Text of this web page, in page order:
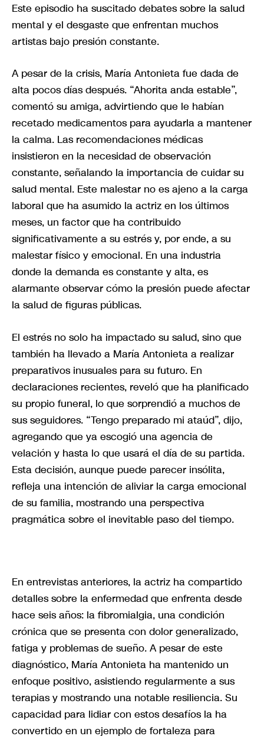
Este episodio ha suscitado debates sobre la salud
mental y el desgaste que enfrentan muchos
artistas bajo presión constante.
A pesar de la crisis, María Antonieta fue dada de
alta pocos días después. “Ahorita anda estable”,
comentó su amiga, advirtiendo que le habían
recetado medicamentos para ayudarla a mantener
la calma. Las recomendaciones médicas
insistieron en la necesidad de observación
constante, señalando la importancia de cuidar su
salud mental. Este malestar no es ajeno a la carga
laboral que ha asumido la actriz en los últimos
meses, un factor que ha contribuido
significativamente a su estrés y, por ende, a su
malestar físico y emocional. En una industria
donde la demanda es constante y alta, es
alarmante observar cómo la presión puede afectar
la salud de figuras públicas.
El estrés no solo ha impactado su salud, sino que
también ha llevado a María Antonieta a realizar
preparativos inusuales para su futuro. En
declaraciones recientes, reveló que ha planificado
su propio funeral, lo que sorprendió a muchos de
sus seguidores. “Tengo preparado mi ataúd”, dijo,
agregando que ya escogió una agencia de
velación y hasta lo que usará el día de su partida.
Esta decisión, aunque puede parecer insólita,
refleja una intención de aliviar la carga emocional
de su familia, mostrando una perspectiva
pragmática sobre el inevitable paso del tiempo.
En entrevistas anteriores, la actriz ha compartido
detalles sobre la enfermedad que enfrenta desde
hace seis años: la fibromialgia, una condición
crónica que se presenta con dolor generalizado,
fatiga y problemas de sueño. A pesar de este
diagnóstico, María Antonieta ha mantenido un
enfoque positivo, asistiendo regularmente a sus
terapias y mostrando una notable resiliencia. Su
capacidad para lidiar con estos desafíos la ha
convertido en un ejemplo de fortaleza para